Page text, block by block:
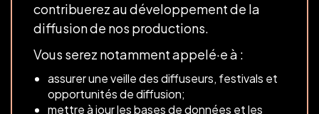
contribuerez au développement de la
diffusion de nos productions.
Vous serez notamment appelé·e à :
assurer une veille des diffuseurs, festivals et
opportunités de diffusion;
mettre à jour les bases de données et les